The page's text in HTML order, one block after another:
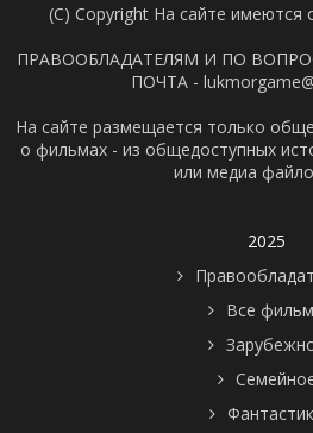
(C) Copyright На сайте имеются
ПРАВООБЛАДАТЕЛЯМ И ПО
ПОЧТА -
На сайте размещается только
о фильмах - из общедоступных
или медиа
2025
Все